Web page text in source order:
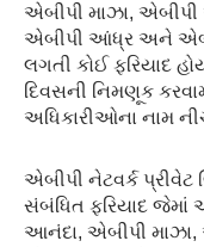
એબીપી માઝા, એબીપી
એબીપી આંધ્ર અને
લગતી કોઈ ફરિયાદ
દિવસની નિમણૂક
અધિકારીઓના નામ
એબીપી નેટવર્ક
સંબંધિત ફરિયાદ જેમાં
આનંદા, એબીપી માઝા,